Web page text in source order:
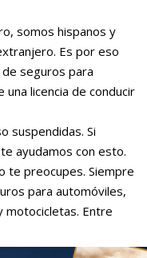
somos hispanos y
Es por eso
seguros para
licencia de conducir
suspendidas. Si
ayudamos con esto.
te preocupes. Siempre
para automóviles,
motocicletas. Entre